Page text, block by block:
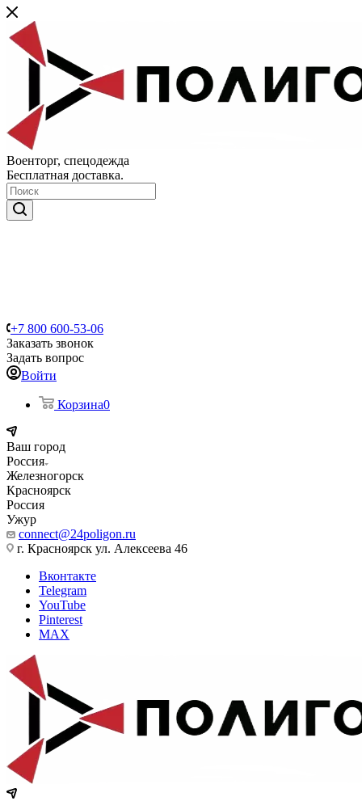
Военторг, спецодежда
Бесплатная доставка.
+7 800 600-53-06
Заказать звонок
Задать вопрос
Войти
Корзина0
Ваш город
Россия
Железногорск
Красноярск
Россия
Ужур
connect@24poligon.ru
г. Красноярск ул. Алексеева 46
Вконтакте
Telegram
YouTube
Pinterest
MAX